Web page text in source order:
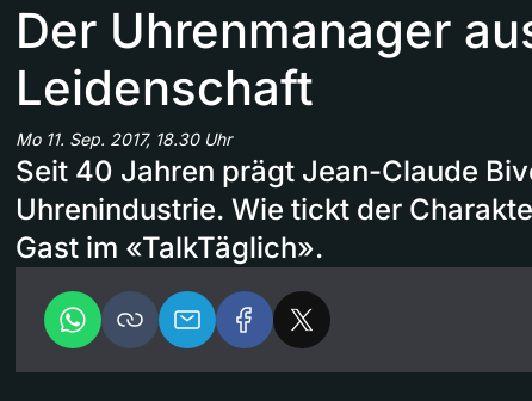
Der Uhrenmanager
Leidenschaft
Mo 11. Sep. 2017, 18.30 Uhr
Seit 40 Jahren prägt Jean-Claude
Uhrenindustrie. Wie tickt der
Gast im «TalkTäglich».